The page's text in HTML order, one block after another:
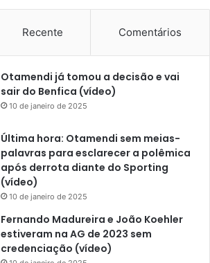
Recente Comentários
Otamendi já tomou a decisão e vai
sair do Benfica (vídeo)
10 de janeiro de 2025
Última hora: Otamendi sem meias-
palavras para esclarecer a polêmica
após derrota diante do Sporting
(vídeo)
10 de janeiro de 2025
Fernando Madureira e João Koehler
estiveram na AG de 2023 sem
credenciação (vídeo)